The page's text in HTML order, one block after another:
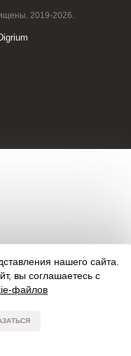
2019-2026.
нашего сайта.
вы соглашаетесь с
файлов